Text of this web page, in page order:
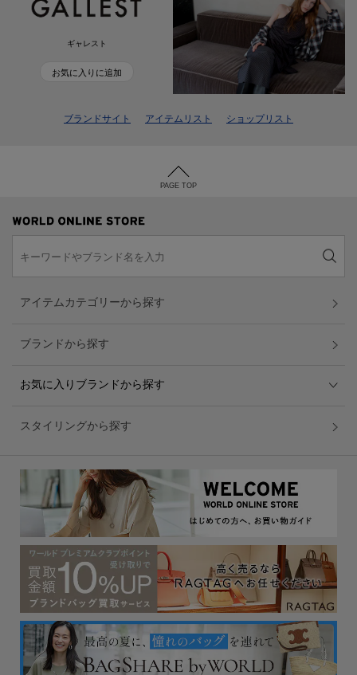
ギャレスト
お気に入りに追加
ブランドサイト アイテムリスト ショップリスト
PAGE TOP
アイテムカテゴリーから探す
ブランドから探す
お気に入りブランドから探す
スタイリングから探す